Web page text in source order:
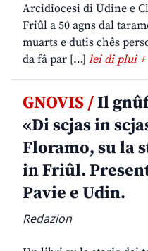
Arcidiocesi di Udine e
Friûl a 50 agns dal
muarts e dutis chês
da fâ par […] lei di plui +
GNOVIS /Il
«Di scjas in
Floramo, su la
in Friûl.
Pavie e Udin.
Redazion